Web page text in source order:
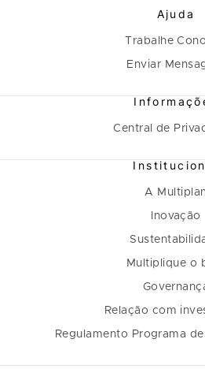
Ajuda
Trabalhe
Enviar
Central de
A
Inovação
Multiplique o
Relação com
Regulamento Programa